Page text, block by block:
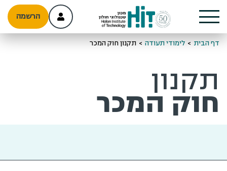
הרשמה
דף הבית > לימודי תעודה > תקנון חוק המכר
תקנון
חוק המכר